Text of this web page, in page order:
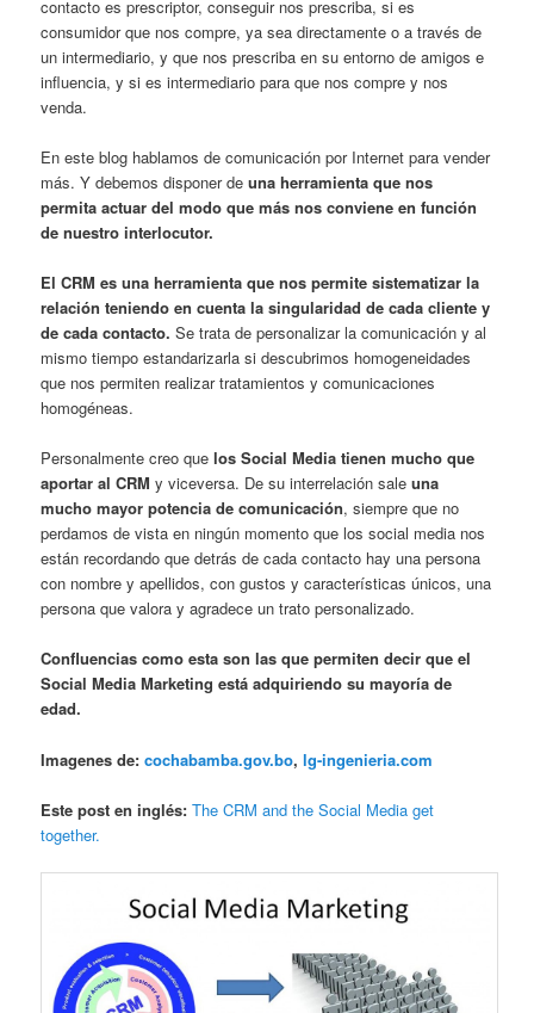
contacto es prescriptor, conseguir nos prescriba, si es
consumidor que nos compre, ya sea directamente o a través de
un intermediario, y que nos prescriba en su entorno de amigos e
influencia, y si es intermediario para que nos compre y nos
venda.
En este blog hablamos de comunicación por Internet para vender
más. Y debemos disponer deuna herramienta que nos
permita actuar del modo que más nos conviene en función
de nuestro interlocutor.
El CRM es una herramienta que nos permite sistematizar la
relación teniendo en cuenta la singularidad de cada cliente y
de cada contacto. Se trata de personalizar la comunicación y al
mismo tiempo estandarizarla si descubrimos homogeneidades
que nos permiten realizar tratamientos y comunicaciones
homogéneas.
Personalmente creo quelos Social Media tienen mucho que
aportar al CRM y viceversa. De su interrelación sale una
mucho mayor potencia de comunicación, siempre que no
perdamos de vista en ningún momento que los social media nos
están recordando que detrás de cada contacto hay una persona
con nombre y apellidos, con gustos y características únicos, una
persona que valora y agradece un trato personalizado.
Confluencias como esta son las que permiten decir que el
Social Media Marketing está adquiriendo su mayoría de
edad.
Imagenes de:cochabamba.gov.bo,lg-ingenieria.com
Este post en inglés: The CRM and the Social Media get
together.